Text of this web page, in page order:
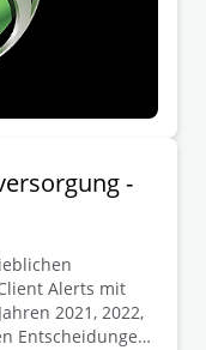
-
Alerts mit
2021, 2022,
Entscheidungen.